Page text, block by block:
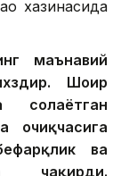
хазинасида
маънавий
Шоир
солаётган
очиқчасига
ва
чақирди.